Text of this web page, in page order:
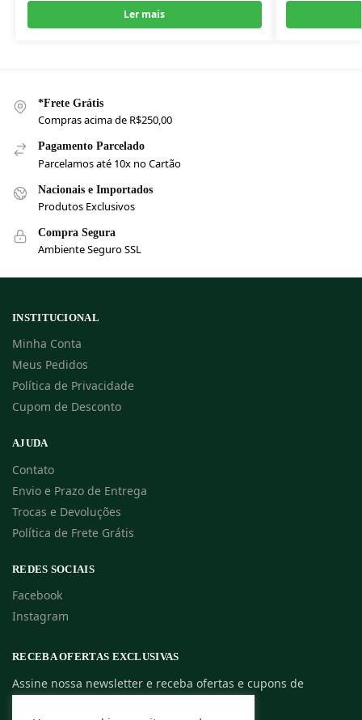
Ler mais
*Frete Grátis
Compras acima de R$250,00
Pagamento Parcelado
Parcelamos até 10x no Cartão
Nacionais e Importados
Produtos Exclusivos
Compra Segura
Ambiente Seguro SSL
INSTITUCIONAL
Minha Conta
Meus Pedidos
Política de Privacidade
Cupom de Desconto
AJUDA
Contato
Envio e Prazo de Entrega
Trocas e Devoluções
Política de Frete Grátis
REDES SOCIAIS
Facebook
Instagram
RECEBA OFERTAS EXCLUSIVAS
Assine nossa newsletter e receba ofertas e cupons de
descontos exclusivos.